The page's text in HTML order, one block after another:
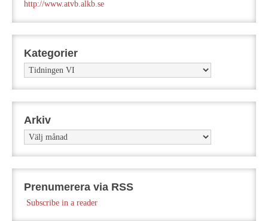
http://www.atvb.alkb.se
Kategorier
Kategorier
Arkiv
Arkiv
Prenumerera via RSS
Subscribe in a reader